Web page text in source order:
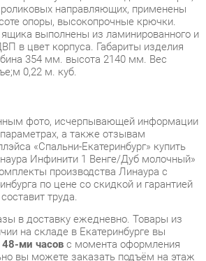
354 мм. высота 2140 мм. Вес
0,22 м. куб.
фото, исчерпывающей информации
а также отзывам
«Спальни-Екатеринбург» купить
Инфинити 1 Венге/Дуб молочный»
по цене со скидкой и гарантией
труда.
в доставку ежедневно. Товары из
на складе в Екатеринбурге вы
ми часовс момента оформления
вы можете заказать подъём на этаж
регионы, и для товаров, находящихся
рассчитывается индивидуально.
и стоимость доставки вы можете